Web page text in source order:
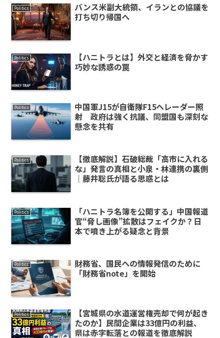
Politics
バンス米副大統領、イランとの協議を
打ち切り帰国へ
Politics
【ハニトラとは】外交と経済を脅かす
巧妙な誘惑の罠
Politics
中国軍J15が自衛隊F15へレーダー照
射 政府は強く抗議、同盟国も深刻な
懸念を共有
Politics
【徹底解説】石破総裁「高市に入れる
な」発言の真相と小泉・林連携の裏側
｜藤井聡氏が語る思惑とは
Politics
「ハニトラ名簿を公開する」中国報道
官“脅し画像”拡散はフェイクか？日
本で噴き上がる疑念と背景
Politics
財務省、国民への情報発信のために
「財務省note」を開始
Politics
【宮城県の水道運営権売却で何が起き
たのか】民間企業は33億円の利益、
県は赤字転落との報道を徹底解説